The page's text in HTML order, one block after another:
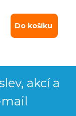
Do košíku
akcí a